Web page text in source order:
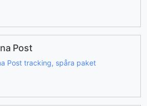
Post
Post tracking, spåra paket